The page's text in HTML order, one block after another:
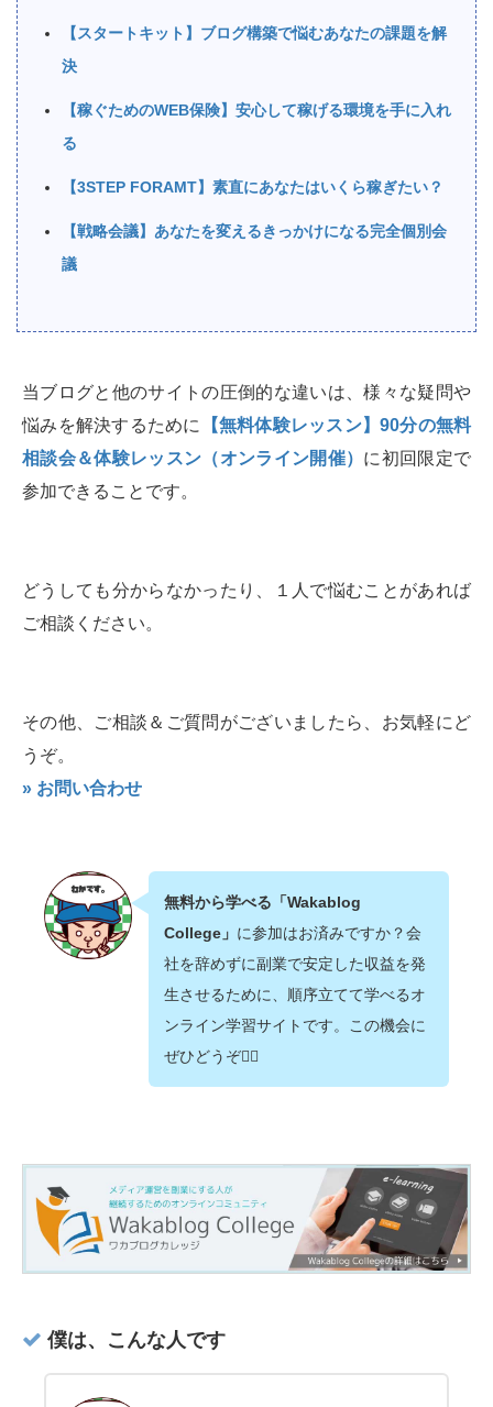
【スタートキット】ブログ構築で悩むあなたの課題を解
決
【稼ぐためのWEB保険】安心して稼げる環境を手に入れ
る
【3STEP FORAMT】素直にあなたはいくら稼ぎたい？
【戦略会議】あなたを変えるきっかけになる完全個別会
議
当ブログと他のサイトの圧倒的な違いは、様々な疑問や
悩みを解決するために
【無料体験レッスン】90分の無料
相談会＆体験レッスン（オンライン開催） に初回限定で
参加できることです。
どうしても分からなかったり、１人で悩むことがあれば
ご相談ください。
その他、ご相談＆ご質問がございましたら、お気軽にど
うぞ。
» お問い合わせ
無料から学べる「Wakablog
College」 に参加はお済みですか？会
社を辞めずに副業で安定した収益を発
生させるために、順序立てて学べるオ
ンライン学習サイトです。この機会に
ぜひどうぞ💁‍♂️
僕は、こんな人です